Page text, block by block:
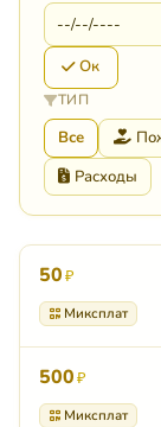
Ок
ТИП
Все
Расходы
50₽
Миксплат
500₽
Миксплат